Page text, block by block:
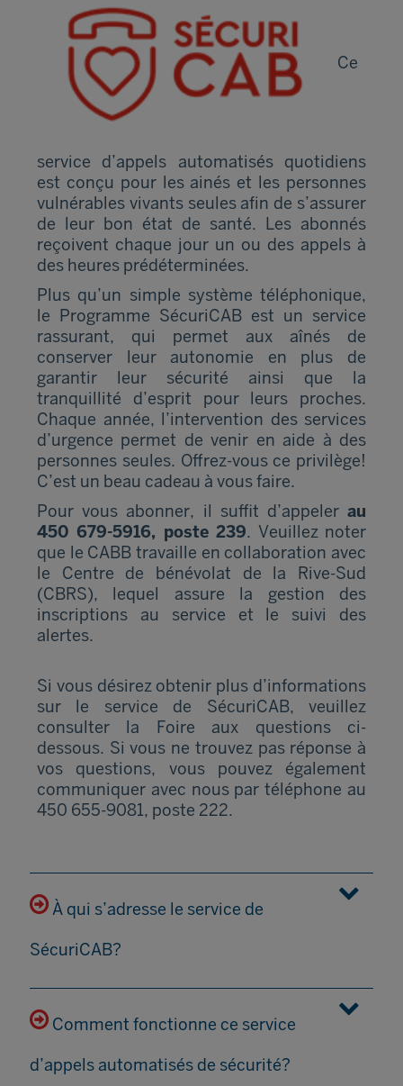
Ce
service d’appels automatisés quotidiens
est conçu pour les ainés et les personnes
vulnérables vivants seules afin de s’assurer
de leur bon état de santé. Les abonnés
reçoivent chaque jour un ou des appels à
des heures prédéterminées.
Plus qu’un simple système téléphonique,
le Programme SécuriCAB est un service
rassurant, qui permet aux aînés de
conserver leur autonomie en plus de
garantir leur sécurité ainsi que la
tranquillité d’esprit pour leurs proches.
Chaque année, l’intervention des services
d’urgence permet de venir en aide à des
personnes seules. Offrez-vous ce privilège!
C’est un beau cadeau à vous faire.
Pour vous abonner, il suffit d’appeler au
450 679-5916, poste 239. Veuillez noter
que le CABB travaille en collaboration avec
le Centre de bénévolat de la Rive-Sud
(CBRS), lequel assure la gestion des
inscriptions au service et le suivi des
alertes.
Si vous désirez obtenir plus d’informations
sur le service de SécuriCAB, veuillez
consulter la Foire aux questions ci-
dessous. Si vous ne trouvez pas réponse à
vos questions, vous pouvez également
communiquer avec nous par téléphone au
450 655-9081, poste 222.
À qui s’adresse le service de
SécuriCAB?
Comment fonctionne ce service
d’appels automatisés de sécurité?